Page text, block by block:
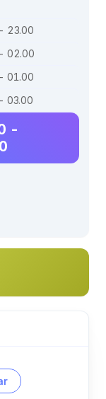
23.00
02.00
01.00
03.00
-